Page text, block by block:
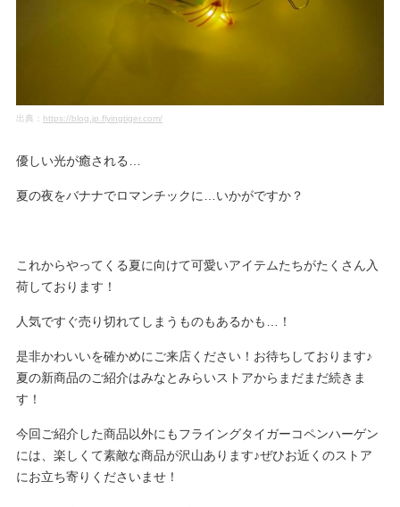
出典： https://blog.jp.flyingtiger.com/
優しい光が癒される…
夏の夜をバナナでロマンチックに…いかがですか？
これからやってくる夏に向けて可愛いアイテムたちがたくさん入
荷しております！
人気ですぐ売り切れてしまうものもあるかも…！
是非かわいいを確かめにご来店ください！お待ちしております♪
夏の新商品のご紹介はみなとみらいストアからまだまだ続きま
す！
今回ご紹介した商品以外にもフライングタイガーコペンハーゲン
には、楽しくて素敵な商品が沢山あります♪ぜひお近くのストア
にお立ち寄りくださいませ！